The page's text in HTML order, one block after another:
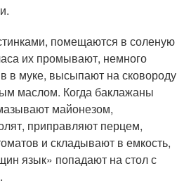
помещаются в соленую
их промывают, немного
в муке, высыпают на сковороду
маслом. Когда баклажаны
майонезом,
приправляют перцем,
и складывают в емкость,
язык» попадают на стол с